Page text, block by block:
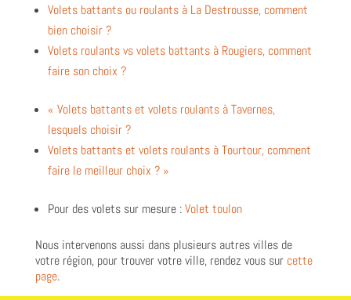
Volets battants ou roulants à La Destrousse, comment
bien choisir ?
Volets roulants vs volets battants à Rougiers, comment
faire son choix ?
« Volets battants et volets roulants à Tavernes,
lesquels choisir ?
Volets battants et volets roulants à Tourtour, comment
faire le meilleur choix ? »
Pour des volets sur mesure :Volet toulon
Nous intervenons aussi dans plusieurs autres villes de
votre région, pour trouver votre ville, rendez vous sur cette
page.